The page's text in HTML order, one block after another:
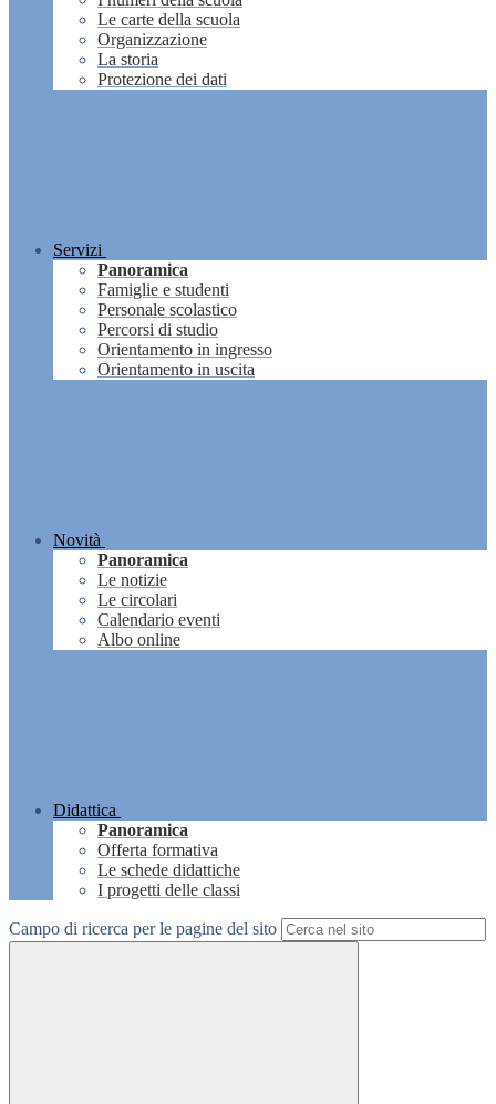
Le carte della scuola
Organizzazione
La storia
Protezione dei dati
Servizi
Panoramica
Famiglie e studenti
Personale scolastico
Percorsi di studio
Orientamento in ingresso
Orientamento in uscita
Novità
Panoramica
Le notizie
Le circolari
Calendario eventi
Albo online
Didattica
Panoramica
Offerta formativa
Le schede didattiche
I progetti delle classi
Campo di ricerca per le pagine del sito